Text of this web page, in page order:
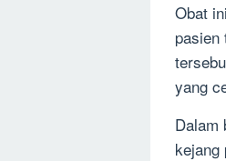
Obat
pasien
yang
Dalam
kejang